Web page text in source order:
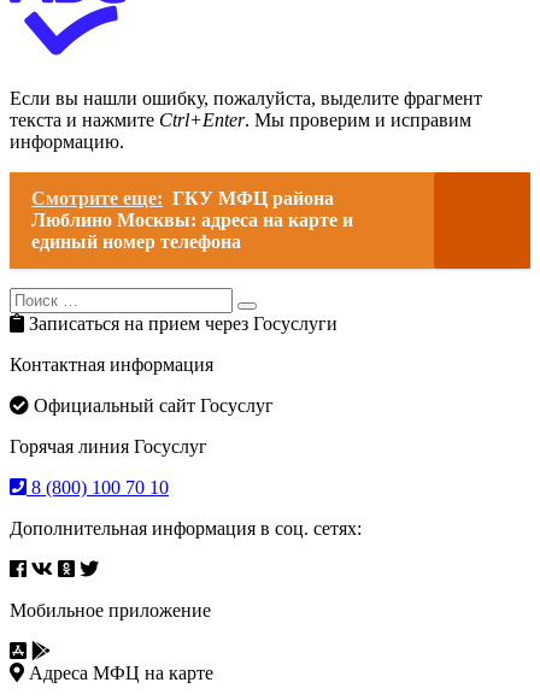
Если вы нашли ошибку, пожалуйста, выделите фрагмент
текста и нажмите Ctrl+Enter. Мы проверим и исправим
информацию.
Смотрите еще: ГКУ МФЦ района
Люблино Москвы: адреса на карте и
единый номер телефона
Search
for:
Search
Записаться на прием через Госуслуги
Контактная информация
Официальный сайт Госуслуг
Горячая линия Госуслуг
8 (800) 100 70 10
Дополнительная информация в соц. сетях:
Мобильное приложение
Адреса МФЦ на карте